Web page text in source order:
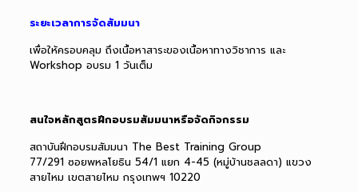
ระยะเวลาการจัดสัมมนา
เพื่อให้ครอบคลุม ถึงเนื้อหาสาระของเนื้อหาทางวิชาการ และ
Workshop อบรม 1 วันเต็ม
สนใจหลักสูตรฝึกอบรมสัมมนาหรือจัดกิจกรรม
สถาบันฝึกอบรมสัมมนา The Best Training Group
77/291 ซอยพหลโยธิน 54/1 แยก 4-45 (หมู่บ้านชลลดา) แขวง
สายไหม เขตสายไหม กรุงเทพฯ 10220